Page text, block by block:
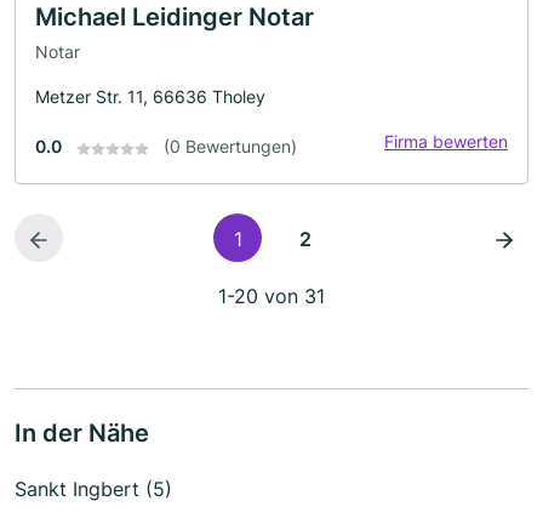
Michael Leidinger Notar
Notar
Metzer Str. 11, 66636 Tholey
0.0 (0 Bewertungen) Firma bewerten
1 2
1-20 von 31
In der Nähe
Sankt Ingbert (5)